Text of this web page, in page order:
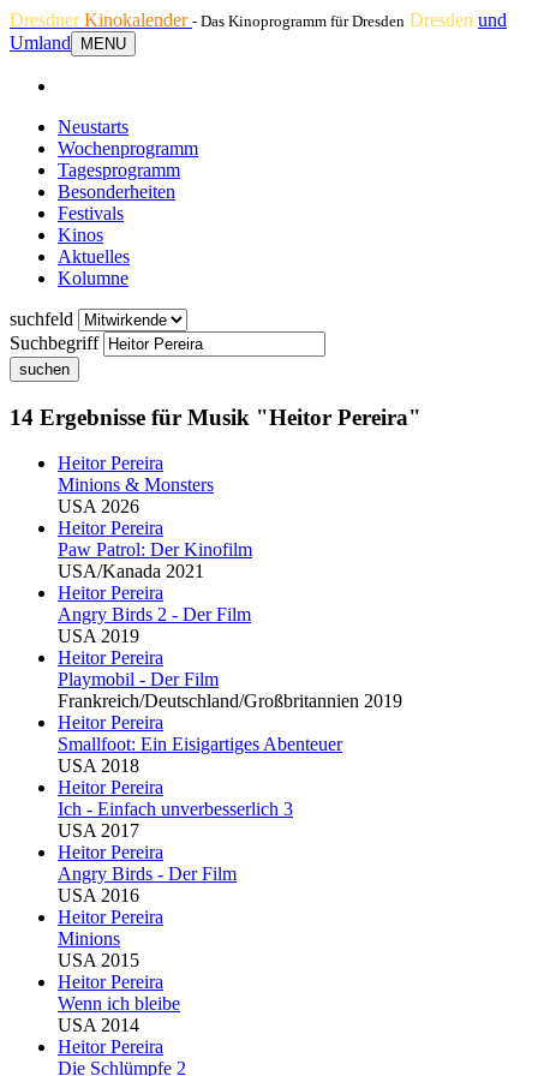
DresdnerKinokalender - Das Kinoprogramm für Dresden Dresden und
Umland
MENU
Neustarts
Wochenprogramm
Tagesprogramm
Besonderheiten
Festivals
Kinos
Aktuelles
Kolumne
suchfeld
Suchbegriff
suchen
14 Ergebnisse für Musik "Heitor Pereira"
Heitor Pereira
Minions & Monsters
USA 2026
Heitor Pereira
Paw Patrol: Der Kinofilm
USA/Kanada 2021
Heitor Pereira
Angry Birds 2 - Der Film
USA 2019
Heitor Pereira
Playmobil - Der Film
Frankreich/Deutschland/Großbritannien 2019
Heitor Pereira
Smallfoot: Ein Eisigartiges Abenteuer
USA 2018
Heitor Pereira
Ich - Einfach unverbesserlich 3
USA 2017
Heitor Pereira
Angry Birds - Der Film
USA 2016
Heitor Pereira
Minions
USA 2015
Heitor Pereira
Wenn ich bleibe
USA 2014
Heitor Pereira
Die Schlümpfe 2